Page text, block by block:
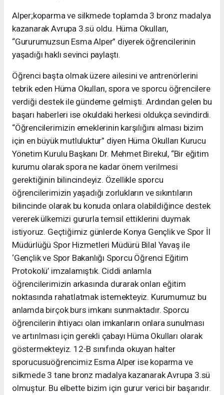
Alper;koparma ve silkmede toplamda 3 bronz madalya
kazanarak Avrupa 3.sü oldu. Hüma Okulları,
“Gururumuzsun Esma Alper” diyerek öğrencilerinin
yaşadığı haklı sevinci paylaştı.
Öğrenci başta olmak üzere ailesini ve antrenörlerini
tebrik eden Hüma Okulları, spora ve sporcu öğrencilere
verdiği destek ile gündeme gelmişti. Ardından gelen bu
başarı haberleri ise okuldaki herkesi oldukça sevindirdi.
“Öğrencilerimizin emeklerinin karşılığını alması bizim
için en büyük mutluluktur” diyen Hüma Okulları Kurucu
Yönetim Kurulu Başkanı Dr. Mehmet Birekul, “Bir eğitim
kurumu olarak spora ne kadar önem verilmesi
gerektiğinin bilincindeyiz. Özellikle sporcu
öğrencilerimizin yaşadığı zorlukların ve sıkıntıların
bilincinde olarak bu konuda onlara olabildiğince destek
vererek ülkemizi gururla temsil ettiklerini duymak
istiyoruz. Geçtiğimiz günlerde Konya Gençlik ve Spor İl
Müdürlüğü Spor Hizmetleri Müdürü Bilal Yavaş ile
‘Gençlik ve Spor Bakanlığı Sporcu Öğrenci Eğitim
Protokolü’ imzalamıştık. Ciddi anlamla
öğrencilerimizin arkasında durarak onları eğitim
noktasında rahatlatmak istemekteyiz. Kurumumuz bu
anlamda birçok burs imkanı sunmaktadır. Sporcu
öğrencilerin ihtiyacı olan imkanların onlara sunulması
ve artırılması için gerekli çabayı Hüma Okulları olarak
göstermekteyiz. 12-B sınıfında okuyan halter
sporucusuöğrencimiz Esma Alper ise koparma ve
silkmede 3 tane bronz madalya kazanarak Avrupa 3.sü
olmuştur. Bu elbette bizim için gurur verici bir başarıdır.